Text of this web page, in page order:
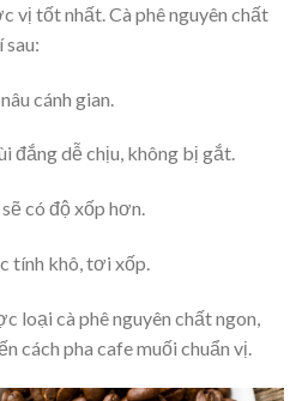
vị tốt nhất. Cà phê nguyên chất
sau:
cánh gian.
đắng dễ chịu, không bị gắt.
có độ xốp hơn.
tính khô, tơi xốp.
loại cà phê nguyên chất ngon,
cách pha cafe muối chuẩn vị.